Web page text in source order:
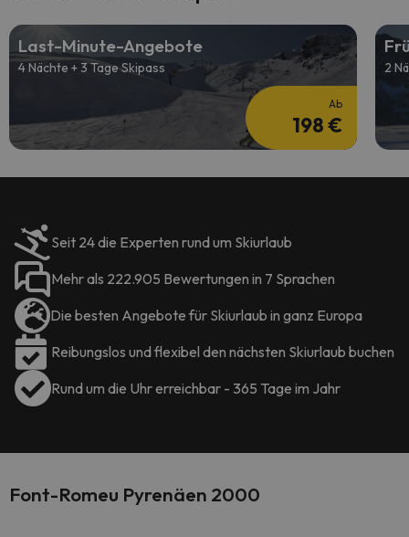
Last-Minute-Angebote
4 Nächte + 3 Tage Skipass
Ab
198 €
2
Seit 24 die Experten rund um Skiurlaub
Mehr als 222.905 Bewertungen in 7 Sprachen
Die besten Angebote für Skiurlaub in ganz Europa
Reibungslos und flexibel den nächsten Skiurlaub buchen
Rund um die Uhr erreichbar - 365 Tage im Jahr
Font-Romeu Pyrenäen 2000